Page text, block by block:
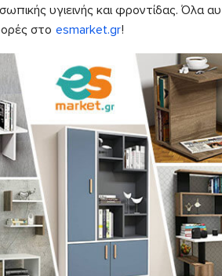
υγιεινής και φροντίδας. Όλα
στο esmarket.gr!